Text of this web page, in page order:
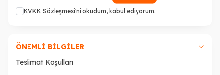
KVKK Sözleşmesi'ni okudum, kabul ediyorum.
ÖNEMLI BILGILER
Teslimat Koşulları